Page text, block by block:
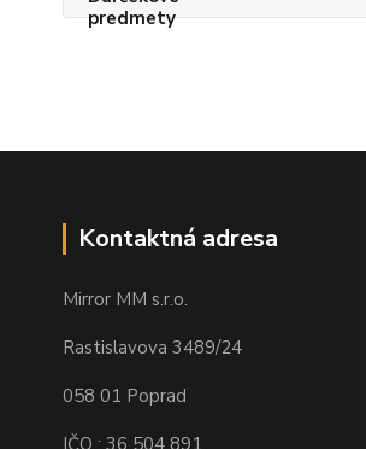
Kontaktná adresa
Mirror MM s.r.o.
Rastislavova 3489/24
058 01 Poprad
IČO : 36 504 891